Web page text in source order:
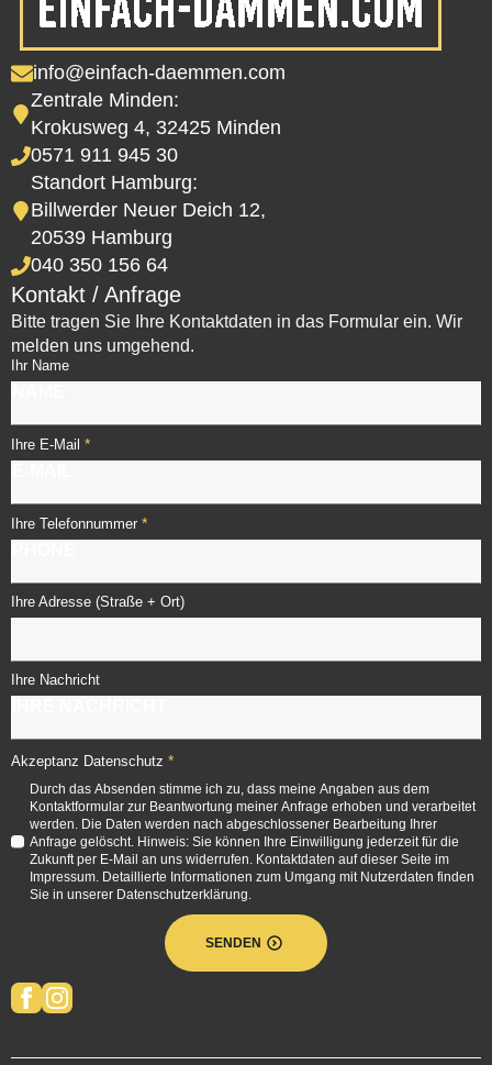
info@einfach-daemmen.com
Zentrale Minden:
Krokusweg 4, 32425 Minden
0571 911 945 30
Standort Hamburg:
Billwerder Neuer Deich 12,
20539 Hamburg
040 350 156 64
Kontakt / Anfrage
Bitte tragen Sie Ihre Kontaktdaten in das Formular ein. Wir
melden uns umgehend.
Ihr Name
Ihre E-Mail *
Ihre Telefonnummer *
Ihre Adresse (Straße + Ort)
Ihre Nachricht
Akzeptanz Datenschutz *
Durch das Absenden stimme ich zu, dass meine Angaben aus dem
Kontaktformular zur Beantwortung meiner Anfrage erhoben und verarbeitet
werden. Die Daten werden nach abgeschlossener Bearbeitung Ihrer
Anfrage gelöscht. Hinweis: Sie können Ihre Einwilligung jederzeit für die
Zukunft per E-Mail an uns widerrufen. Kontaktdaten auf dieser Seite im
Impressum. Detaillierte Informationen zum Umgang mit Nutzerdaten finden
Sie in unserer Datenschutzerklärung.
SENDEN